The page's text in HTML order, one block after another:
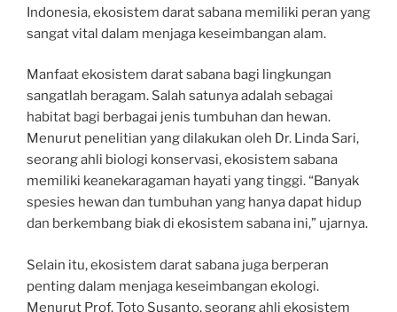
Indonesia, ekosistem darat sabana memiliki peran yang
sangat vital dalam menjaga keseimbangan alam.
Manfaat ekosistem darat sabana bagi lingkungan
sangatlah beragam. Salah satunya adalah sebagai
habitat bagi berbagai jenis tumbuhan dan hewan.
Menurut penelitian yang dilakukan oleh Dr. Linda Sari,
seorang ahli biologi konservasi, ekosistem sabana
memiliki keanekaragaman hayati yang tinggi. “Banyak
spesies hewan dan tumbuhan yang hanya dapat hidup
dan berkembang biak di ekosistem sabana ini,” ujarnya.
Selain itu, ekosistem darat sabana juga berperan
penting dalam menjaga keseimbangan ekologi.
Menurut Prof. Toto Susanto, seorang ahli ekosistem